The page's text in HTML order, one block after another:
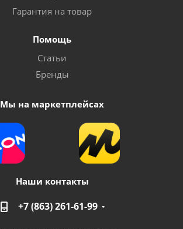
Гарантия на товар
Помощь
Статьи
Бренды
Мы на маркетплейсах
Наши контакты
+7 (863) 261-61-99